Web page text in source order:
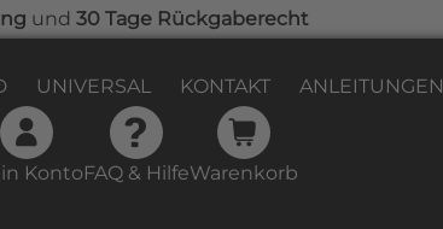
und 30 Tage Rückgaberecht
UNIVERSAL KONTAKT ANLEITUNGEN
KontoFAQ & HilfeWarenkorb